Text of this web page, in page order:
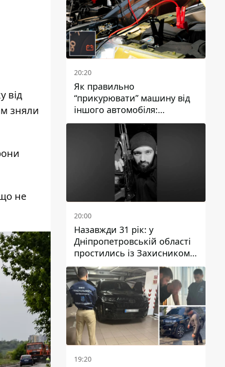
від
зняли
не
20:20
Як правильно
“прикурювати” машину від
іншого автомобіля:
інструкція для водіїв
20:00
Назавжди 31 рік: у
Дніпропетровській області
простились із Захисником
Олександром Рєпіним
19:20